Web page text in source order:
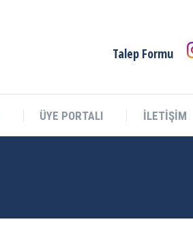
Talep Formu
ÜYE PORTALI İLETİŞİM